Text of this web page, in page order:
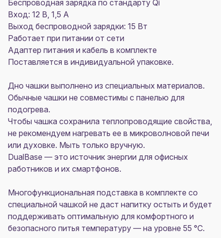
Беспроводная зарядка по стандарту Qi
Вход: 12 В, 1,5 А
Выход беспроводной зарядки: 15 Вт
Работает при питании от сети
Адаптер питания и кабель в комплекте
Поставляется в индивидуальной упаковке.
Дно чашки выполнено из специальных материалов.
Обычные чашки не совместимы с панелью для
подогрева.
Чтобы чашка сохранила теплопроводящие свойства,
не рекомендуем нагревать ее в микроволновой печи
или духовке. Мыть только вручную.
DualBase — это источник энергии для офисных
работников и их смартфонов.
Многофункциональная подставка в комплекте со
специальной чашкой не даст напитку остыть и будет
поддерживать оптимальную для комфортного и
безопасного питья температуру — на уровне 55 °C.